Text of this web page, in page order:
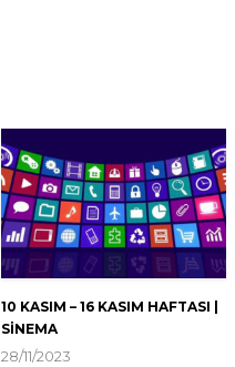
10 KASIM – 16 KASIM HAFTASI |
SİNEMA
28/11/2023